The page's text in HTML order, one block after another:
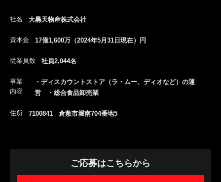
社名 大黒天物産株式会社
資本金 17億1,600万（2024年5月31日現在）円
従業員数 社員2,044名
事業
内容
・ディスカウントストア（ラ・ムー、ディオなど）の運
営 ・総合食品卸売業
住所 7100841 倉敷市堀南704番地5
ご応募はこちらから